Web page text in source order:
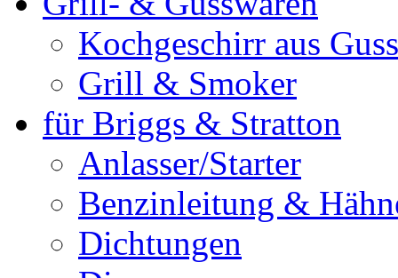
Kochgeschirr aus
Grill & Smoker
für Briggs & Stratton
Anlasser/Starter
Benzinleitung &
Dichtungen